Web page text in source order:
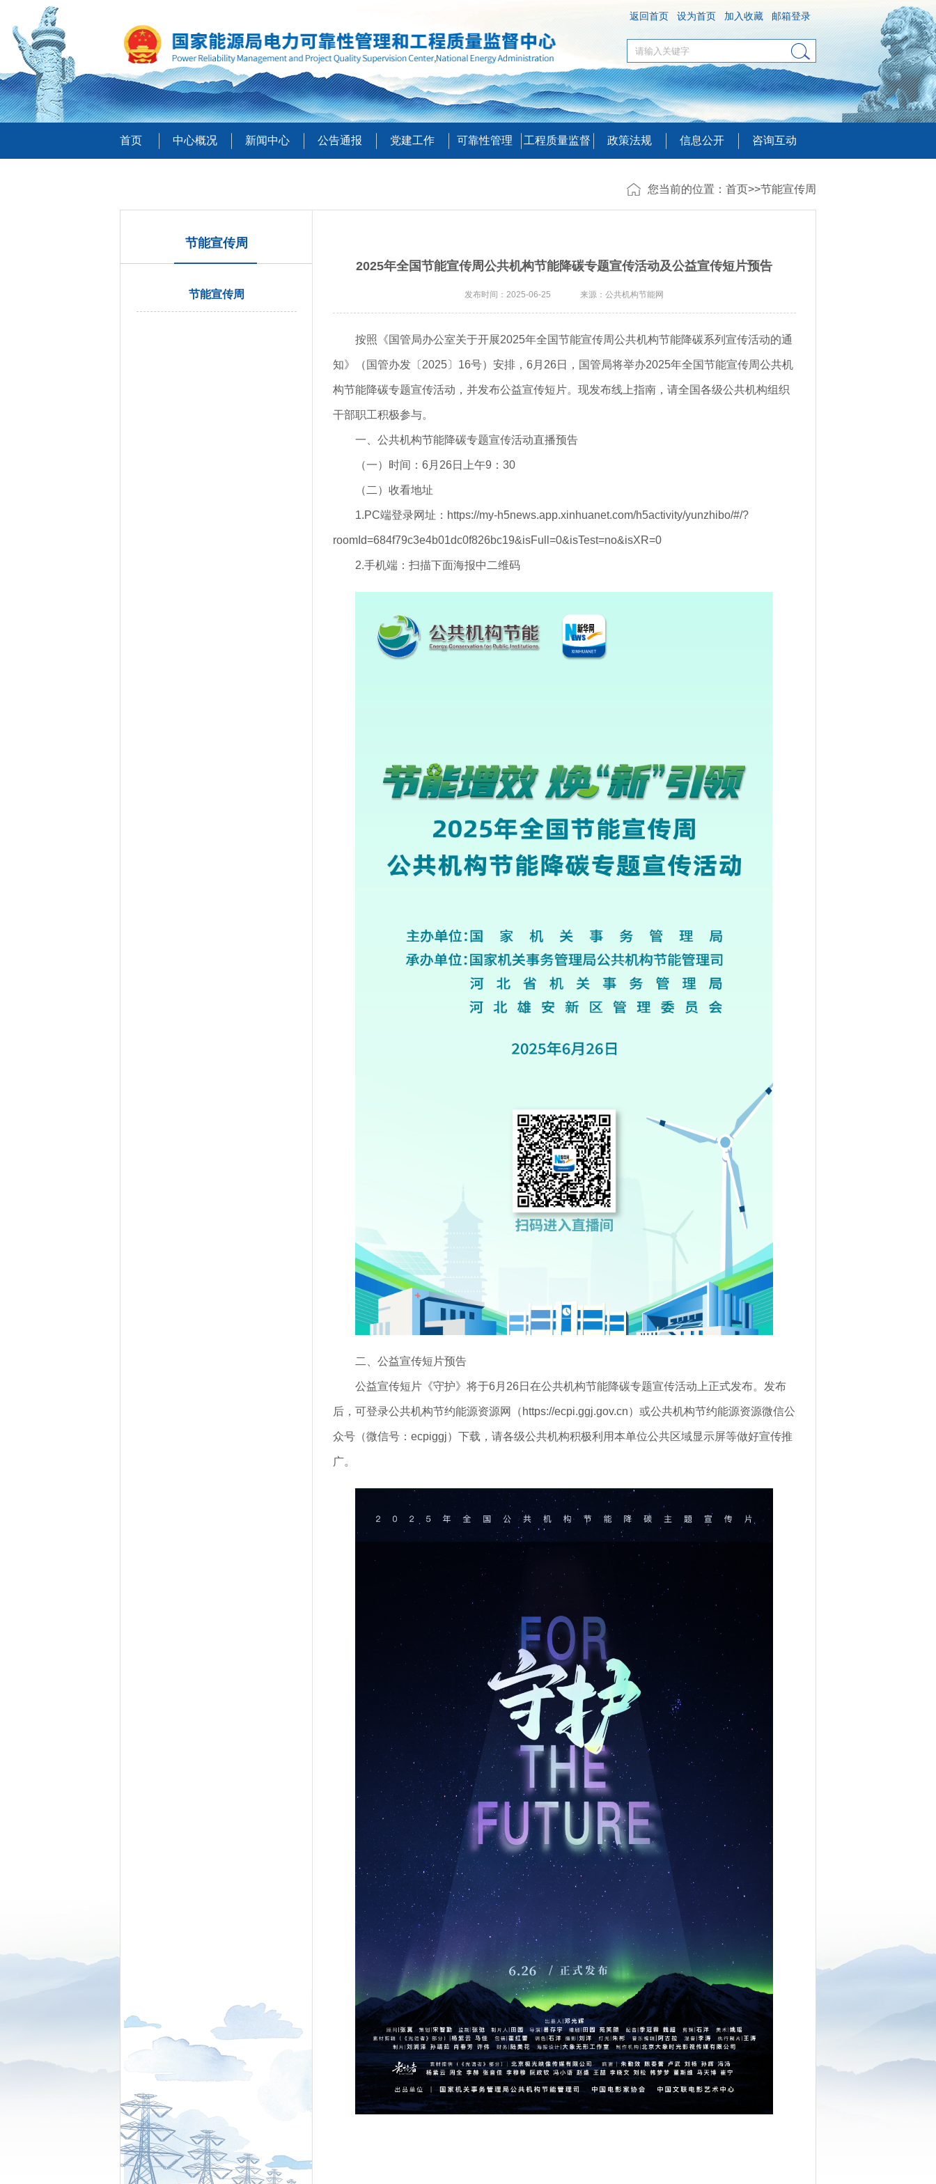
返回首页 设为首页 加入收藏 邮箱登录
首页 中心概况 新闻中心 公告通报 党建工作 可靠性管理 工程质量监督 政策法规 信息公开 咨询互动
您当前的位置： 首页>>节能宣传周
节能宣传周
节能宣传周
2025年全国节能宣传周公共机构节能降碳专题宣传活动及公益宣传短片预告
发布时间：2025-06-25 来源：公共机构节能网
按照《国管局办公室关于开展2025年全国节能宣传周公共机构节能降碳系列宣传活动的通
知》（国管办发〔2025〕16号）安排，6月26日，国管局将举办2025年全国节能宣传周公共机
构节能降碳专题宣传活动，并发布公益宣传短片。现发布线上指南，请全国各级公共机构组织
干部职工积极参与。
一、公共机构节能降碳专题宣传活动直播预告
（一）时间：6月26日上午9：30
（二）收看地址
1.PC端登录网址：https://my-h5news.app.xinhuanet.com/h5activity/yunzhibo/#/?
roomId=684f79c3e4b01dc0f826bc19&isFull=0&isTest=no&isXR=0
2.手机端：扫描下面海报中二维码
二、公益宣传短片预告
公益宣传短片《守护》 将于6月 26日在公共机构节能降碳专题宣传活动上正式发布。发布
后， 可登录公共机构节约能源资源网（https://ecpi.ggj.gov.cn）或公共机构节约能源资源微信公
众号（微信号：ecpiggj）下载 ，请各级公共机构积极利用本单位公共区域显示屏等做好宣传推
广。